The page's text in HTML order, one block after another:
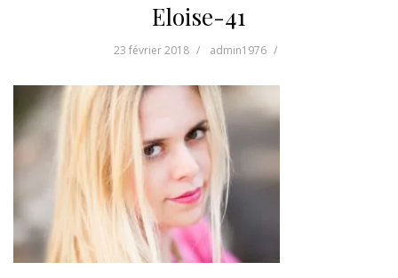
Eloise-41
23 février 2018 admin1976